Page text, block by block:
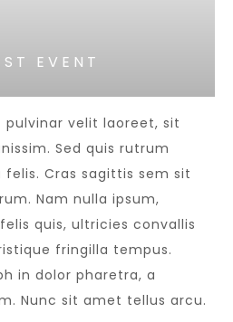
EVENT
velit laoreet, sit
Sed quis rutrum
Cras sagittis sem sit
Nam nulla ipsum,
quis, ultricies convallis
fringilla tempus.
in dolor pharetra, a
Nunc sit amet tellus arcu.